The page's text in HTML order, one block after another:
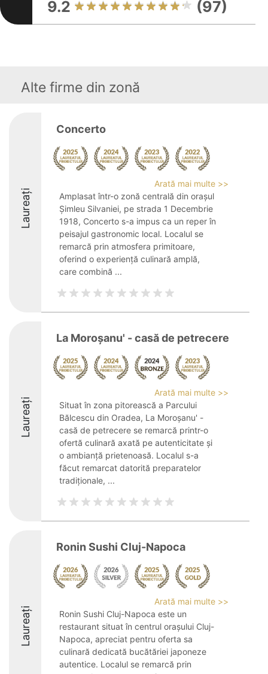
9.2 (97)
Alte firme din zonă
Laureați
Concerto
Arată mai multe >>
Amplasat într-o zonă centrală din orașul
Șimleu Silvaniei, pe strada 1 Decembrie
1918, Concerto s-a impus ca un reper în
peisajul gastronomic local. Localul se
remarcă prin atmosfera primitoare,
oferind o experiență culinară amplă,
care combină ...
Laureați
La Moroșanu' - casă de petrecere
Arată mai multe >>
Situat în zona pitorească a Parcului
Bălcescu din Oradea, La Moroșanu' -
casă de petrecere se remarcă printr-o
ofertă culinară axată pe autenticitate și
o ambianță prietenoasă. Localul s-a
făcut remarcat datorită preparatelor
tradiționale, ...
Laureați
Ronin Sushi Cluj-Napoca
Arată mai multe >>
Ronin Sushi Cluj-Napoca este un
restaurant situat în centrul orașului Cluj-
Napoca, apreciat pentru oferta sa
culinară dedicată bucătăriei japoneze
autentice. Localul se remarcă prin